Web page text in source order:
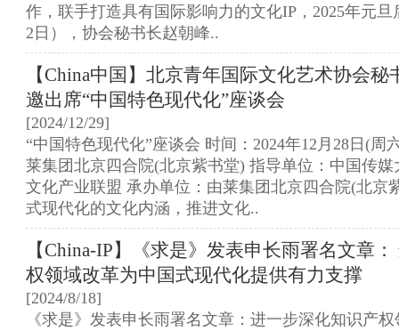
作，联手打造具有国际影响力的文化IP，2025年元
2日），协会秘书长赵朝峰..
【China中国】北京青年国际文化艺术协会
邀出席“中国特色现代化”座谈会
[2024/12/29]
“中国特色现代化”座谈会 时间：2024年12月28日(周
莱集团北京四合院(北京紫书堂) 指导单位：中国传
文化产业联盟 承办单位：由莱集团北京四合院(北京
式现代化的文化内涵，推进文化..
【China-IP】《求是》发表申长雨署名文章
权领域改革为中国式现代化提供有力支撑
[2024/8/18]
《求是》发表申长雨署名文章：进一步深化知识产